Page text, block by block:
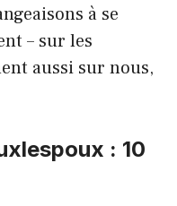
à se
– sur les
aussi sur nous,
: 10